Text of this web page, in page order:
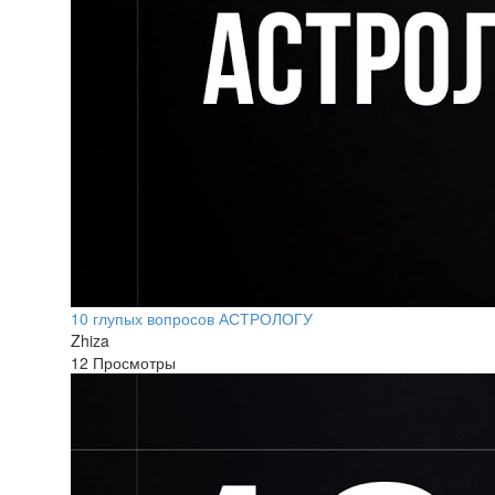
10 глупых вопросов АСТРОЛОГУ
Zhiza
12 Просмотры